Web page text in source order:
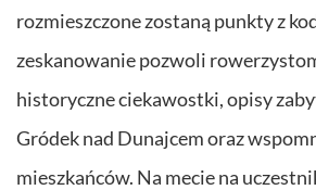
rozmieszczone zostaną punkty z
zeskanowanie pozwoli
historyczne ciekawostki, opisy
Gródek nad Dunajcem oraz
mieszkańców. Na mecie na